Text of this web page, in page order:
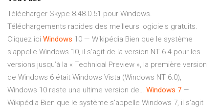
Télécharger Skype 8.48.0.51 pour Windows.
Téléchargements rapides des meilleurs logiciels gratuits.
Cliquez ici Windows 10 — Wikipédia Bien que le système
s'appelle Windows 10, il s'agit de la version NT 6.4 pour les
versions jusqu’à la « Technical Preview », la première version
de Windows 6 était Windows Vista (Windows NT 6.0),
Windows 10 reste une ultime version de… Windows 7 —
Wikipédia Bien que le système s'appelle Windows 7, il s'agit